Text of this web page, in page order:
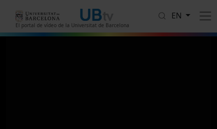
El portal de vídeo de la Universitat de Barcelona
EN